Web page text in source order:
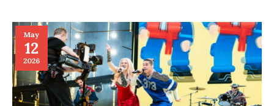
May
12
2026